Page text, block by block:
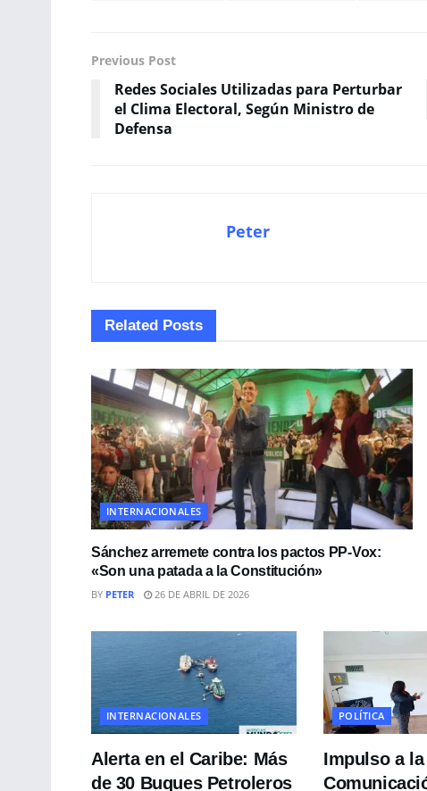
Previous Post
Redes Sociales Utilizadas para Perturbar
el Clima Electoral, Según Ministro de
Defensa
Peter
Related Posts
INTERNACIONALES
Sánchez arremete contra los pactos PP-Vox:
«Son una patada a la Constitución»
BY PETER 26 DE ABRIL DE 2026
INTERNACIONALES
Alerta en el Caribe: Más
de 30 Buques Petroleros
POLÍTICA
Impulso a la